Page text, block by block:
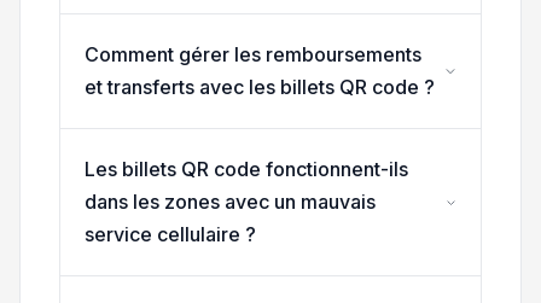
Comment gérer les remboursements
et transferts avec les billets QR code ?
Les billets QR code fonctionnent-ils
dans les zones avec un mauvais
service cellulaire ?